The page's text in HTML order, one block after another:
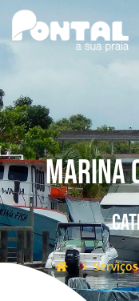
MARINA
Serviços